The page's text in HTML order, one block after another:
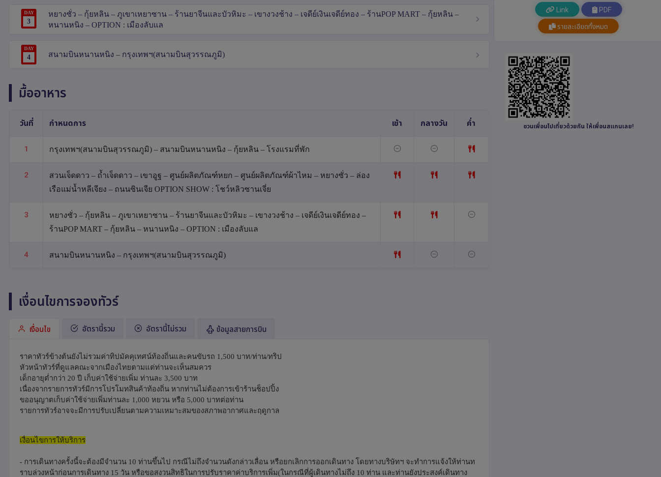
DAY
3
หยางซั่ว – กุ้ยหลิน – ภูเขาเหยาซาน – ร้านยาจีนและบัวหิมะ – เขางวงช้าง – เจดีย์เงินเจดีย์ทอง – ร้านPOP MART – กุ้ยหลิน –
หนานหนิง – OPTION : เมืองลับแล
DAY
4 สนามบินหนานหนิง – กรุงเทพฯ(สนามบินสุวรรณภูมิ)
มื้ออาหาร
วันที่ กำหนดการ เช้า กลางวัน ค่ำ
1 กรุงเทพฯ(สนามบินสุวรรณภูมิ) – สนามบินหนานหนิง – กุ้ยหลิน – โรงแรมที่พัก
2
สวนเจ็ดดาว – ถ้ำเจ็ดดาว – เขาอูฐ – ศูนย์ผลิตภัณฑ์หยก – ศูนย์ผลิตภัณฑ์ผ้าไหม – หยางซั่ว – ล่อง
เรือแม่น้ำหลีเจียง – ถนนซินเจีย OPTION SHOW : โชว์หลิวซานเจี่ย
3
หยางซั่ว – กุ้ยหลิน – ภูเขาเหยาซาน – ร้านยาจีนและบัวหิมะ – เขางวงช้าง – เจดีย์เงินเจดีย์ทอง –
ร้านPOP MART – กุ้ยหลิน – หนานหนิง – OPTION : เมืองลับแล
4 สนามบินหนานหนิง – กรุงเทพฯ(สนามบินสุวรรณภูมิ)
เงื่อนไขการจองทัวร์
เงื่อนไข อัตรานี้รวม อัตรานี้ไม่รวม ข้อมูลสายการบิน
ราคาทัวร์ข้างต้นยังไม่รวมค่าทิปมัคคุเทศน์ท้องถิ่นและคนขับรถ 1,500 บาท/ท่าน/ทริป
หัวหน้าทัวร์ที่ดูแลคณะจากเมืองไทยตามแต่ท่านจะเห็นสมควร
เด็กอายุต่ำกว่า 20 ปี เก็บค่าใช้จ่ายเพิ่ม ท่านละ 3,500 บาท
เนื่องจากรายการทัวร์มีการโปรโมทสินค้าท้องถิ่น หากท่านไม่ต้องการเข้าร้านช็อปปิ้ง
ขออนุญาตเก็บค่าใช้จ่ายเพิ่มท่านละ 1,000 หยวน หรือ 5,000 บาทต่อท่าน
รายการทัวร์อาจจะมีการปรับเปลี่ยนตามความเหมาะสมของสภาพอากาศและฤดูกาล
เงื่อนไขการให้บริการ
- การเดินทางครั้งนี้จะต้องมีจำนวน 10 ท่านขึ้นไป กรณีไม่ถึงจำนวนดังกล่าวเลื่อน หรือยกเลิกการออกเดินทาง โดยทางบริษัทฯ จะทำการแจ้งให้ท่านท
ราบล่วงหน้าก่อนการเดินทาง 15 วัน หรือขอสงวนสิทธิในการปรับราคาค่าบริการเพิ่ม(ในกรณีที่ผู้เดินทางไม่ถึง 10 ท่าน และท่านยังประสงค์เดินทาง
Link PDF
รายละเอียดทั้งหมด
ชวนเพื่อนไปเที่ยวด้วยกัน ให้เพื่อนสแกนเลย!